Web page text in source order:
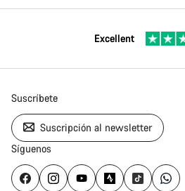
Excellent
Suscríbete
Suscripción al newsletter
Síguenos